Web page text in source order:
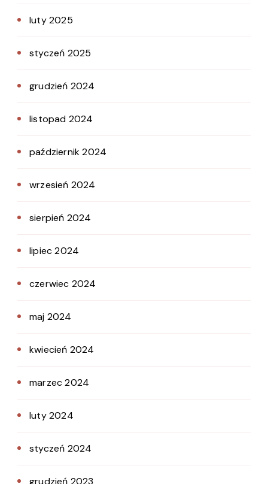
luty 2025
styczeń 2025
grudzień 2024
listopad 2024
październik 2024
wrzesień 2024
sierpień 2024
lipiec 2024
czerwiec 2024
maj 2024
kwiecień 2024
marzec 2024
luty 2024
styczeń 2024